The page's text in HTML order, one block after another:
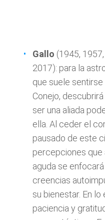
Gallo (1945,
2017): para la
que suele sentirse
Conejo,
ser una aliada
ella. Al ceder el
pausado de este
percepciones que
aguda se
creencias
su bienestar. En
paciencia y